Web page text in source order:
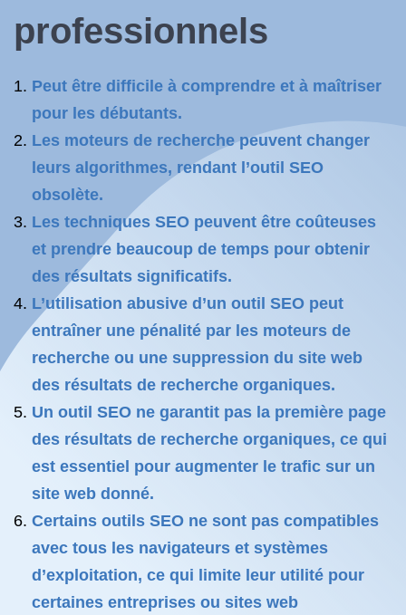
professionnels
Peut être difficile à comprendre et à maîtriser
pour les débutants.
Les moteurs de recherche peuvent changer
leurs algorithmes, rendant l’outil SEO
obsolète.
Les techniques SEO peuvent être coûteuses
et prendre beaucoup de temps pour obtenir
des résultats significatifs.
L’utilisation abusive d’un outil SEO peut
entraîner une pénalité par les moteurs de
recherche ou une suppression du site web
des résultats de recherche organiques.
Un outil SEO ne garantit pas la première page
des résultats de recherche organiques, ce qui
est essentiel pour augmenter le trafic sur un
site web donné.
Certains outils SEO ne sont pas compatibles
avec tous les navigateurs et systèmes
d’exploitation, ce qui limite leur utilité pour
certaines entreprises ou sites web